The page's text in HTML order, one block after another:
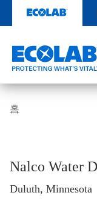
츠
기
홈
Nalco Water
Duluth, Minnesota